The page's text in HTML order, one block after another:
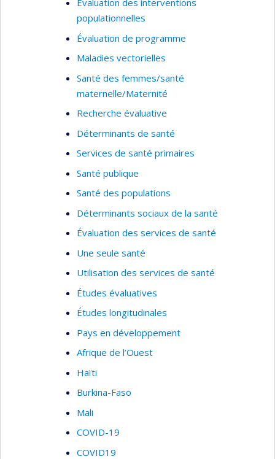
projets visent à soutenir l'amélioration de la
performance et de l'équité des services de
santé grâce à des approches intégrées
Évaluation des interventions
populationnelles
Évaluation de programme
Maladies vectorielles
Santé des femmes/santé
maternelle/Maternité
Recherche évaluative
Déterminants de santé
Services de santé primaires
Santé publique
Santé des populations
Déterminants sociaux de la santé
Évaluation des services de santé
Une seule santé
Utilisation des services de santé
Études évaluatives
Études longitudinales
Pays en développement
Afrique de l’Ouest
Haïti
Burkina-Faso
Mali
COVID-19
COVID19